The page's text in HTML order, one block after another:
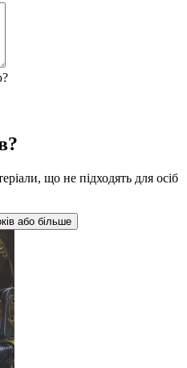
що не підходять для осіб
або більше